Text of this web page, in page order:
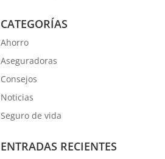
CATEGORÍAS
Ahorro
Aseguradoras
Consejos
Noticias
Seguro de vida
ENTRADAS RECIENTES